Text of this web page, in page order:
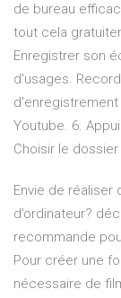
de bureau
tout cela
Enregistrer son
d'usages.
Youtube. 6.
Choisir le
Envie de réaliser
d’ordinateur?
recommande
Pour créer une
nécessaire de